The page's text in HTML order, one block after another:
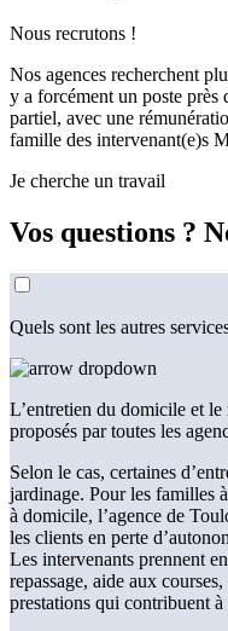
Nous recrutons !
Nos agences recherchent
y a forcément un poste près
partiel, avec une
famille des intervenant(e)s
Je cherche un travail
Vos questions ?
Quels sont les autres
L’entretien du domicile et le
proposés par toutes les
Selon le cas, certaines
jardinage. Pour les familles
à domicile, l’agence de
les clients en perte
Les intervenants prennent
repassage, aide aux
prestations qui contribuent